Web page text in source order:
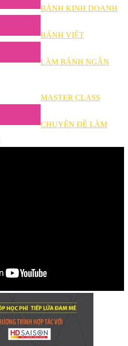
BÁNH KINH DOANH
BÁNH VIỆT
LÀM BÁNH NGẮN
MASTER CLASS
CHUYÊN ĐỀ LÀM